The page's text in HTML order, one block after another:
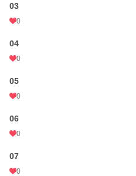
03
0
04
0
05
0
06
0
07
0